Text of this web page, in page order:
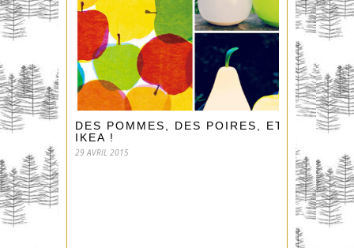
DES POMMES, DES POIRES, ET…
IKEA !
29 AVRIL 2015